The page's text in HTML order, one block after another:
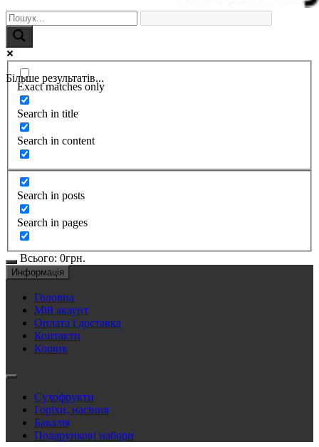
Більше результатів...
Exact matches only
Search in title
Search in content
Search in posts
Search in pages
Всього: 0грн.
Информація
Головна
Мій акаунт
Оплата і доставка
Контакти
Кошик
Сухофрукти
Горіхи, насіння
Бакалія
Подарункові набори